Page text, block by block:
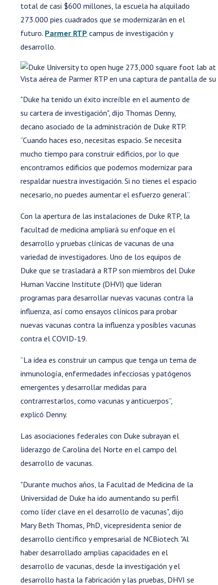
total de casi $600 millones, la escuela ha alquilado
273.000 pies cuadrados que se modernizarán en el
futuro. Parmer RTP campus de investigación y
desarrollo.
Vista aérea de Parmer RTP en una captura de pantalla de
"Duke ha tenido un éxito increíble en el aumento de
su cartera de investigación", dijo Thomas Denny,
decano asociado de la administración de Duke RTP.
“Cuando haces eso, necesitas espacio. Se necesita
mucho tiempo para construir edificios, por lo que
encontramos edificios que podemos modernizar para
respaldar nuestra investigación. Si no tienes el espacio
necesario, no puedes aumentar el esfuerzo general”.
Con la apertura de las instalaciones de Duke RTP, la
facultad de medicina ampliará su enfoque en el
desarrollo y pruebas clínicas de vacunas de una
variedad de investigadores. Uno de los equipos de
Duke que se trasladará a RTP son miembros del Duke
Human Vaccine Institute (DHVI) que lideran
programas para desarrollar nuevas vacunas contra la
influenza, así como ensayos clínicos para probar
nuevas vacunas contra la influenza y posibles vacunas
contra el COVID-19.
“La idea es construir un campus que tenga un tema de
inmunología, enfermedades infecciosas y patógenos
emergentes y desarrollar medidas para
contrarrestarlos, como vacunas y anticuerpos”,
explicó Denny.
Las asociaciones federales con Duke subrayan el
liderazgo de Carolina del Norte en el campo del
desarrollo de vacunas.
"Durante muchos años, la Facultad de Medicina de la
Universidad de Duke ha ido aumentando su perfil
como líder clave en el desarrollo de vacunas", dijo
Mary Beth Thomas, PhD, vicepresidenta senior de
desarrollo científico y empresarial de NCBiotech. "Al
haber desarrollado amplias capacidades en el
desarrollo de vacunas, desde la investigación y el
desarrollo hasta la fabricación y las pruebas, DHVI se